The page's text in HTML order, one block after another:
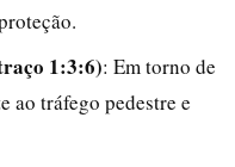
1:3:6): Em torno de
ao tráfego pedestre e